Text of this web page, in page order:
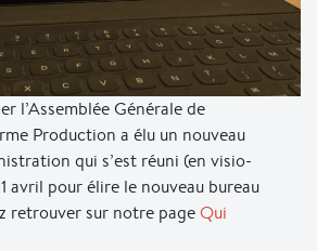
l’Assemblée Générale de
Production a élu un nouveau
qui s’est réuni (en visio-
avril pour élire le nouveau bureau
retrouver sur notre pageQui